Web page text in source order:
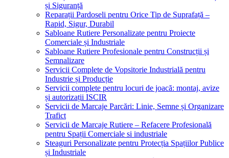
și Siguranță
Reparații Pardoseli pentru Orice Tip de Suprafață –
Rapid, Sigur, Durabil
Sabloane Rutiere Personalizate pentru Proiecte
Comerciale și Industriale
Sabloane Rutiere Profesionale pentru Construcții și
Semnalizare
Servicii Complete de Vopsitorie Industrială pentru
Industrie și Producție
Servicii complete pentru locuri de joacă: montaj, avize
și autorizații ISCIR
Servicii de Marcaje Parcări: Linie, Semne și Organizare
Trafict
Servicii de Marcaje Rutiere – Refacere Profesională
pentru Spații Comerciale si industriale
Steaguri Personalizate pentru Protecția Spațiilor Publice
și Industriale